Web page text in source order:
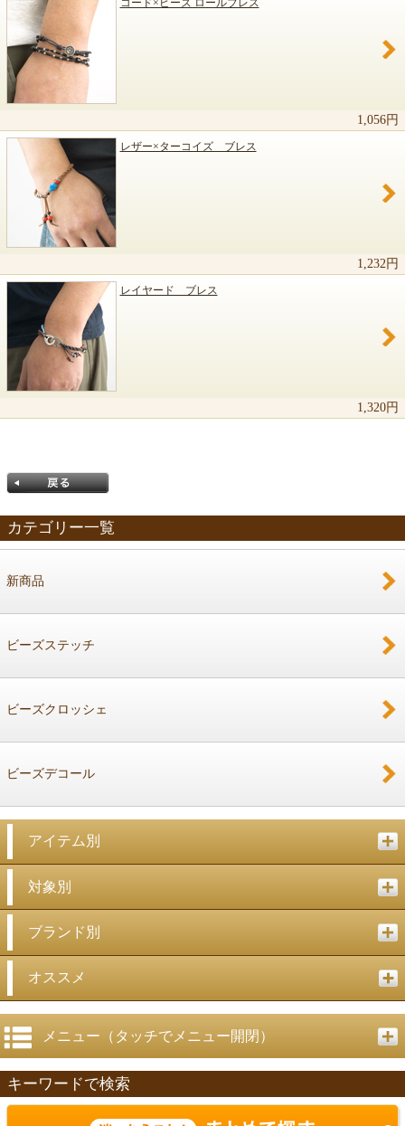
コード×ビーズ ロールブレス
1,056円
レザー×ターコイズ ブレス
1,232円
レイヤード ブレス
1,320円
カテゴリー一覧
新商品
ビーズステッチ
ビーズクロッシェ
ビーズデコール
アイテム別
対象別
ブランド別
オススメ
メニュー（タッチでメニュー開閉）
キーワードで検索